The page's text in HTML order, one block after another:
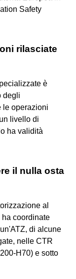
Safety
rilasciate
è
degli
le operazioni
livello di
ha validità
il nulla osta
al
coordinate
di alcune
nelle CTR
H70) e sotto